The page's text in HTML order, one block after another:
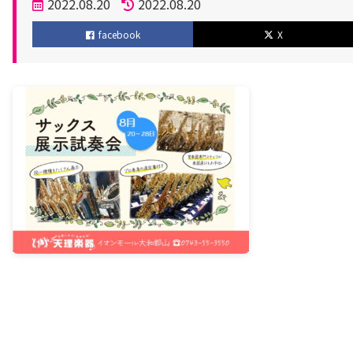
投
稿
日
2022.08.20
更
新
2022.08.20
facebook X